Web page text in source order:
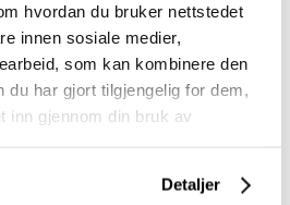
hvordan du bruker nettstedet
innen sosiale medier,
som kan kombinere den
du har gjort tilgjengelig for dem,
inn gjennom din bruk av
Detaljer
Aftercare 16
PR. PK